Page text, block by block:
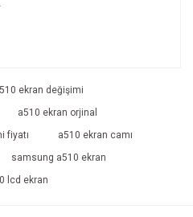
Yaz
açıklamalarında ve diğer
ekran değişimi
a510 ekran orjinal
fiyatı
a510 ekran camı
samsung a510 ekran
lcd ekran